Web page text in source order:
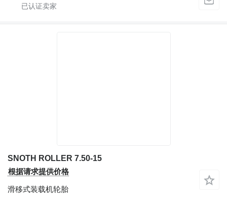
SNOTH ROLLER 7.50-15
根据请求提供价格
滑移式装载机轮胎